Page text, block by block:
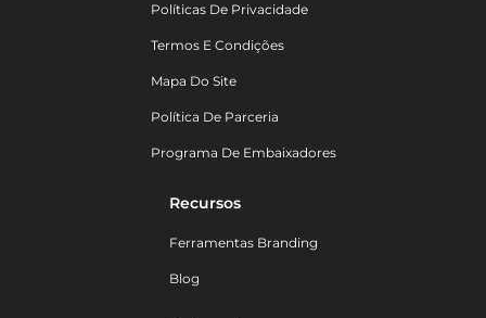
Políticas De Privacidade
Termos E Condições
Mapa Do Site
Política De Parceria
Programa De Embaixadores
Recursos
Ferramentas Branding
Blog